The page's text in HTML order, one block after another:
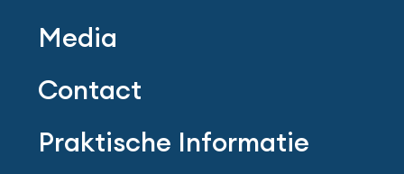
Media
Contact
Praktische Informatie